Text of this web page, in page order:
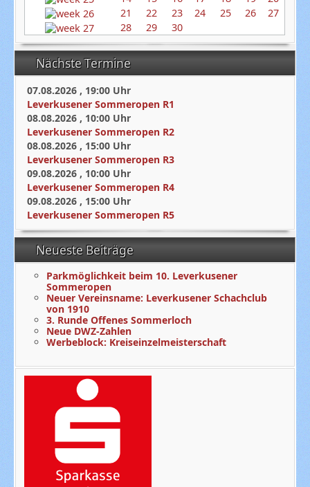
21
22 23 24 25 26
27
28
29 30
Nächste Termine
07.08.2026 , 19:00 Uhr
Leverkusener Sommeropen R1
08.08.2026 , 10:00 Uhr
Leverkusener Sommeropen R2
08.08.2026 , 15:00 Uhr
Leverkusener Sommeropen R3
09.08.2026 , 10:00 Uhr
Leverkusener Sommeropen R4
09.08.2026 , 15:00 Uhr
Leverkusener Sommeropen R5
Neueste Beiträge
Parkmöglichkeit beim 10. Leverkusener
Sommeropen
Neuer Vereinsname: Leverkusener Schachclub
von 1910
3. Runde Offenes Sommerloch
Neue DWZ-Zahlen
Werbeblock: Kreiseinzelmeisterschaft